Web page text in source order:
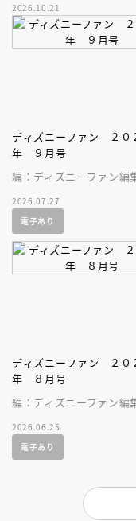
家、キボリノコンノ初の
ストブック。
2026.10.21
ディズニーファン ２０
年 ９月号
編：ディズニーファン編
2026.07.27
電子あり
ディズニーファン ２０
年 ８月号
編：ディズニーファン編
2026.06.25
電子あり